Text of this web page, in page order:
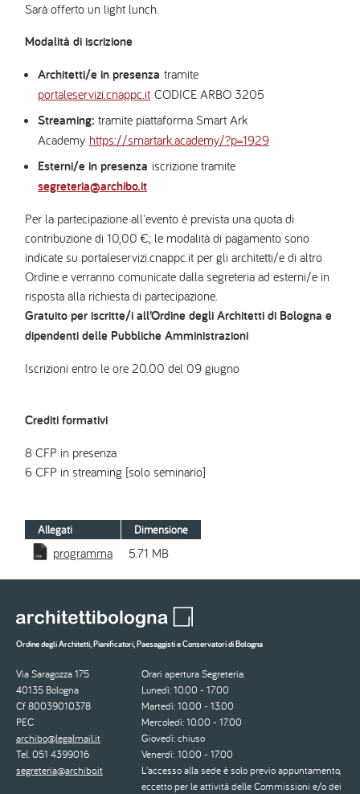
Sarà offerto un light lunch.
Modalità di iscrizione
Architetti/e in presenza tramite
portaleservizi.cnappc.it CODICE ARBO 3205
Streaming: tramite piattaforma Smart Ark
Academy https://smartark.academy/?p=1929
Esterni/e in presenza iscrizione tramite
segreteria@archibo.it
Per la partecipazione all'evento è prevista una quota di
contribuzione di 10,00 €; le modalità di pagamento sono
indicate su portaleservizi.cnappc.it per gli architetti/e di altro
Ordine e verranno comunicate dalla segreteria ad esterni/e in
risposta alla richiesta di partecipazione.
Gratuito per iscritte/i all’Ordine degli Architetti di Bologna e
dipendenti delle Pubbliche Amministrazioni
Iscrizioni entro le ore 20.00 del 09 giugno
Crediti formativi
8 CFP in presenza
6 CFP in streaming [solo seminario]
Allegati Dimensione
programma 5.71 MB
Ordine degli Architetti, Pianificatori, Paesaggisti e Conservatori di Bologna
Via Saragozza 175
40135 Bologna
Cf 80039010378
PEC
archibo@legalmail.it
Tel. 051 4399016
segreteria@archibo.it
Orari apertura Segreteria:
Lunedì: 10.00 - 17.00
Martedì: 10.00 - 13.00
Mercoledì: 10.00 - 17.00
Giovedì: chiuso
Venerdì: 10.00 - 17.00
L'accesso alla sede è solo previo appuntamento,
eccetto per le attività delle Commissioni e/o dei